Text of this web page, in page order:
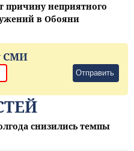
причину неприятного
в Обояни
СМИ
Отправить
снизились темпы